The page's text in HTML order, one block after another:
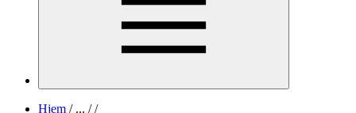
Hjem /... / /